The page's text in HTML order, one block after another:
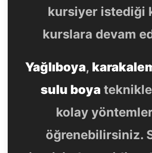
kursiyer istediği
kurslara devam
Yağlıboya,
sulu boya
kolay
öğrenebilirsiniz.